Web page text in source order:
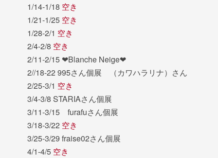
1/14-1/18 空き
1/21-1/25 空き
1/28-2/1 空き
2/4-2/8 空き
2/11-2/15 ❤︎Blanche Neige❤︎
2//18-22 995さん個展 （カワハラリナ）さん
2/25-3/1 空き
3/4-3/8 STARIAさん個展
3/11-3/15 furafuさん個展
3/18-3/22 空き
3/25-3/29 fraise02さん個展
4/1-4/5 空き